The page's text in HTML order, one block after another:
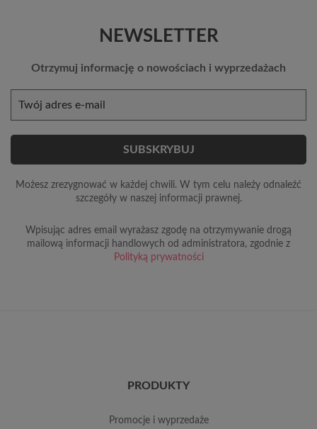
NEWSLETTER
Otrzymuj informację o nowościach i wyprzedażach
Możesz zrezygnować w każdej chwili. W tym celu należy odnaleźć
szczegóły w naszej informacji prawnej.
Wpisując adres email wyrażasz zgodę na otrzymywanie drogą
mailową informacji handlowych od administratora, zgodnie z
Polityką prywatności
PRODUKTY
promocje i wyprzedaże